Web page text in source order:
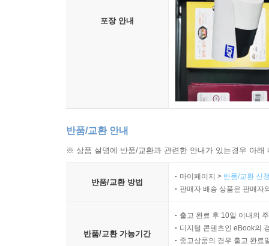
포장 안내
반품/교환 안내
※ 상품 설명에 반품/교환과 관련한 안내가 있는경우 아
반품/교환 방법
마이페이지 > 반품/교환 신
판매자 배송 상품은 판매자
반품/교환 가능기간
출고 완료 후 10일 이내의
디지털 콘텐츠인 eBook의
중고상품의 경우 출고 완료